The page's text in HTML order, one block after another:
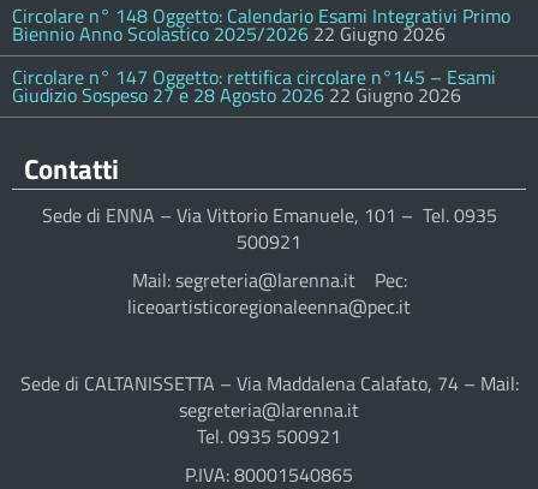
Circolare n° 148 Oggetto: Calendario Esami Integrativi Primo
Biennio Anno Scolastico 2025/2026 22 Giugno 2026
Circolare n° 147 Oggetto: rettifica circolare n°145 – Esami
Giudizio Sospeso 27 e 28 Agosto 2026 22 Giugno 2026
Contatti
Sede di ENNA – Via Vittorio Emanuele, 101 – Tel. 0935
500921
Mail: segreteria@larenna.it Pec:
liceoartisticoregionaleenna@pec.it
Sede di CALTANISSETTA – Via Maddalena Calafato, 74 – Mail:
segreteria@larenna.it
Tel. 0935 500921
P.IVA: 80001540865